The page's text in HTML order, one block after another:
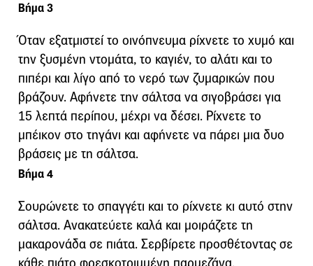
Βήμα 3
Όταν εξατμιστεί το οινόπνευμα ρίχνετε το χυμό και
την ξυσμένη ντομάτα, το καγιέν, το αλάτι και το
πιπέρι και λίγο από το νερό των ζυμαρικών που
βράζουν. Αφήνετε την σάλτσα να σιγοβράσει για
15 λεπτά περίπου, μέχρι να δέσει. Ρίχνετε το
μπέικον στο τηγάνι και αφήνετε να πάρει μια δυο
βράσεις με τη σάλτσα.
Βήμα 4
Σουρώνετε το σπαγγέτι και το ρίχνετε κι αυτό στην
σάλτσα. Ανακατεύετε καλά και μοιράζετε τη
μακαρονάδα σε πιάτα. Σερβίρετε προσθέτοντας σε